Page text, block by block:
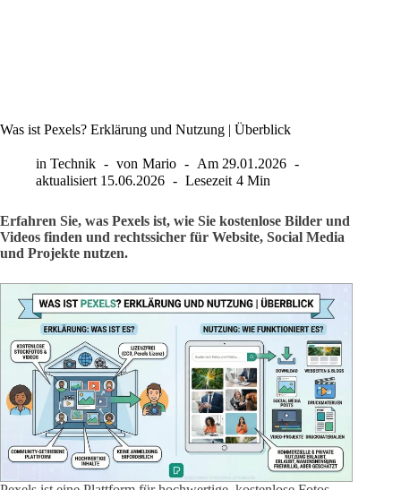
Was ist Pexels? Erklärung und Nutzung | Überblick
in Technik von Mario Am 29.01.2026
aktualisiert 15.06.2026 Lesezeit 4 Min
Erfahren Sie, was Pexels ist, wie Sie kostenlose Bilder und
Videos finden und rechtssicher für Website, Social Media
und Projekte nutzen.